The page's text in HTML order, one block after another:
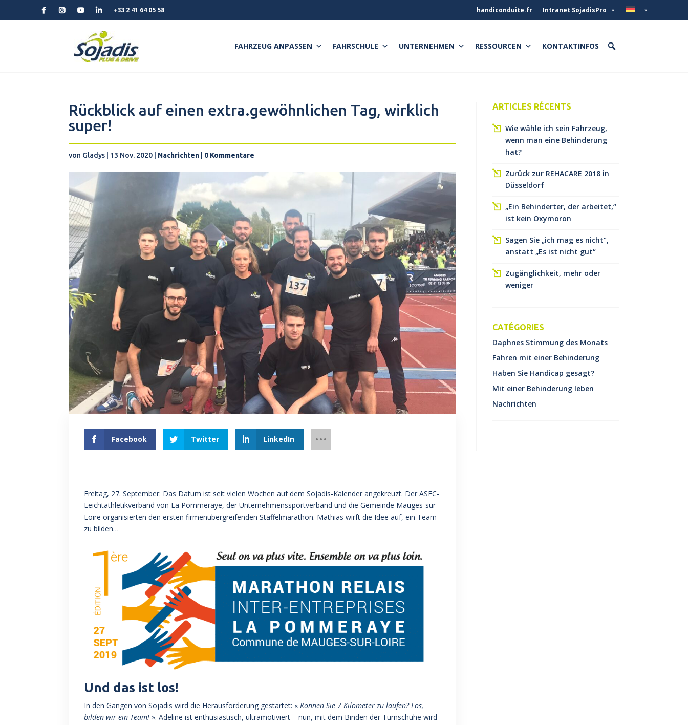
+33 2 41 64 05 58 handiconduite.fr Intranet SojadisPro
FAHRZEUG ANPASSEN FAHRSCHULE UNTERNEHMEN RESSOURCEN KONTAKTINFOS
Rückblick auf einen extra.gewöhnlichen Tag, wirklich
super!
von Gladys 13 Nov. 2020 Nachrichten 0 Kommentare
Facebook Twitter LinkedIn
Freitag, 27. September: Das Datum ist seit vielen Wochen auf dem Sojadis-Kalender angekreuzt. Der ASEC-
Leichtathletikverband von La Pommeraye, der Unternehmenssportverband und die Gemeinde Mauges-sur-
Loire organisierten den ersten firmenübergreifenden Staffelmarathon. Mathias wirft die Idee auf, ein Team
zu bilden…
Und das ist los!
In den Gängen von Sojadis wird die Herausforderung gestartet: « Können Sie 7 Kilometer zu laufen? Los,
bilden wir ein Team! ». Adeline ist enthusiastisch, ultramotiviert – nun, mit dem Binden der Turnschuhe wird
ARTICLES RÉCENTS
Wie wähle ich sein Fahrzeug,
wenn man eine Behinderung
hat?
Zurück zur REHACARE 2018 in
Düsseldorf
„Ein Behinderter, der arbeitet,“
ist kein Oxymoron
Sagen Sie „ich mag es nicht“,
anstatt „Es ist nicht gut“
Zugänglichkeit, mehr oder
weniger
CATÉGORIES
Daphnes Stimmung des Monats
Fahren mit einer Behinderung
Haben Sie Handicap gesagt?
Mit einer Behinderung leben
Nachrichten